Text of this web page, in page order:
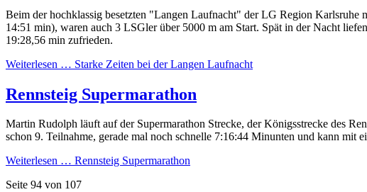
Beim der hochklassig besetzten "Langen Laufnacht" der LG Region Karlsruhe
14:51 min), waren auch 3 LSGler über 5000 m am Start. Spät in der Nacht
19:28,56 min zufrieden.
Weiterlesen … Starke Zeiten bei der Langen Laufnacht
Rennsteig Supermarathon
Martin Rudolph läuft auf der Supermarathon Strecke, der Königsstrecke des
schon 9. Teilnahme, gerade mal noch schnelle 7:16:44 Minunten und kann mit
Weiterlesen … Rennsteig Supermarathon
Seite 94 von 107